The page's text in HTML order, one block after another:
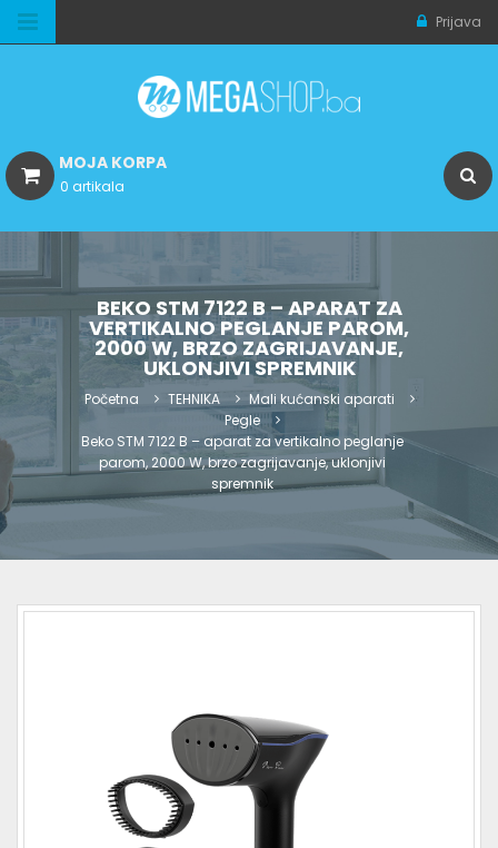
Prijava
MOJA KORPA
0 artikala
BEKO STM 7122 B – APARAT ZA
VERTIKALNO PEGLANJE PAROM,
2000 W, BRZO ZAGRIJAVANJE,
UKLONJIVI SPREMNIK
Početna TEHNIKA
Mali kućanski aparati
Pegle
Beko STM 7122 B – aparat za vertikalno peglanje
parom, 2000 W, brzo zagrijavanje, uklonjivi
spremnik